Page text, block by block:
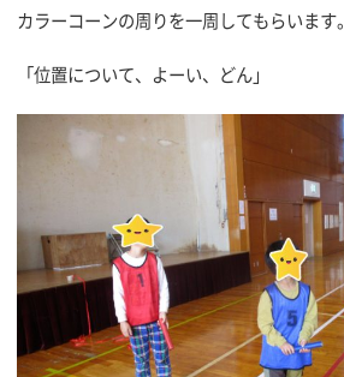
カラーコーンの周りを一周してもらいます。
「位置について、よーい、どん」